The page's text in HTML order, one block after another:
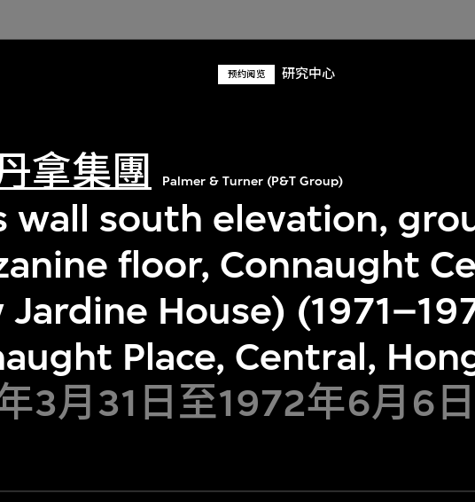
预约阅览 研究中心
拿集團 Palmer & Turner (P&T Group)
wall south elevation,
floor, Connaught
Jardine House)
Place, Central,
3月31日至1972年6月6